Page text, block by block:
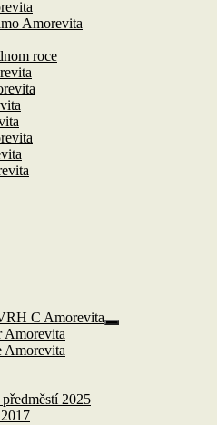
Amorevita
roce
C Amorevita
Zobrazit
Amorevita
Amorevita
2025